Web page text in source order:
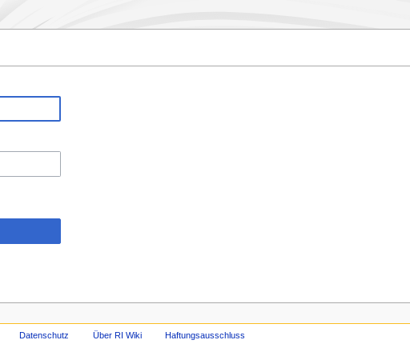
Datenschutz Über RI Wiki Haftungsausschluss